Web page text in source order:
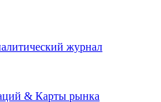
журнал